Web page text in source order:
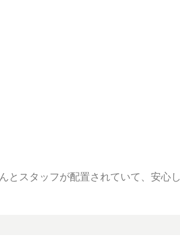
とスタッフが配置されていて、安心し